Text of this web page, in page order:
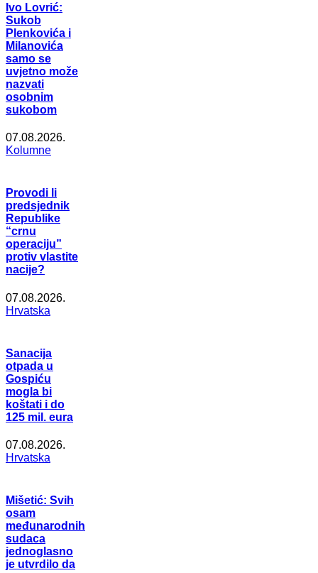
Ivo Lovrić:
Sukob
Plenkovića i
Milanovića
samo se
uvjetno može
nazvati
osobnim
sukobom
07.08.2026.
Kolumne
Provodi li
predsjednik
Republike
“crnu
operaciju”
protiv vlastite
nacije?
07.08.2026.
Hrvatska
Sanacija
otpada u
Gospiću
mogla bi
koštati i do
125 mil. eura
07.08.2026.
Hrvatska
Mišetić: Svih
osam
međunarodnih
sudaca
jednoglasno
je utvrdilo da